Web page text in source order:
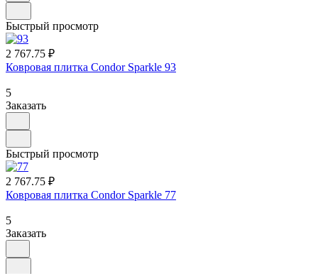
Быстрый просмотр
2 767.75 ₽
Ковровая плитка Condor Sparkle 93
5
Заказать
Быстрый просмотр
2 767.75 ₽
Ковровая плитка Condor Sparkle 77
5
Заказать